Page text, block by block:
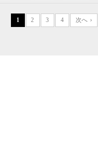
1 2 3 4 次へ ›